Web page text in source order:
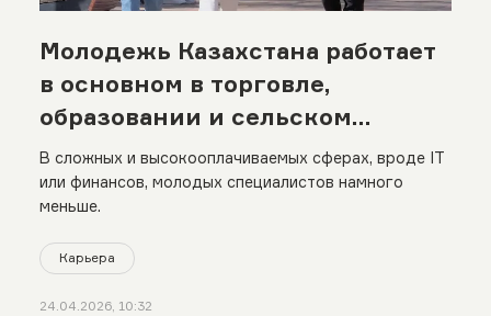
Молодежь Казахстана работает
в основном в торговле,
образовании и сельском
хозяйстве
В сложных и высокооплачиваемых сферах, вроде IT
или финансов, молодых специалистов намного
меньше.
Карьера
24.04.2026, 10:32